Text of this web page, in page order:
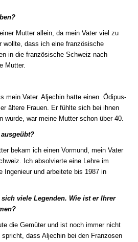
Mutter allein, da mein Vater viel zu
wollte, dass ich eine französische
in die französische Schweiz nach
Mutter.
mein Vater. Aljechin hatte einen Ödipus-
ältere Frauen. Er fühlte sich bei ihnen
wurde, war meine Mutter schon über 40.
bekam ich einen Vormund, mein Vater
Ich absolvierte eine Lehre im
Ingenieur und arbeitete bis 1987 in
viele Legenden. Wie ist er Ihrer
die Gemüter und ist noch immer nicht
dass Aljechin bei den Franzosen